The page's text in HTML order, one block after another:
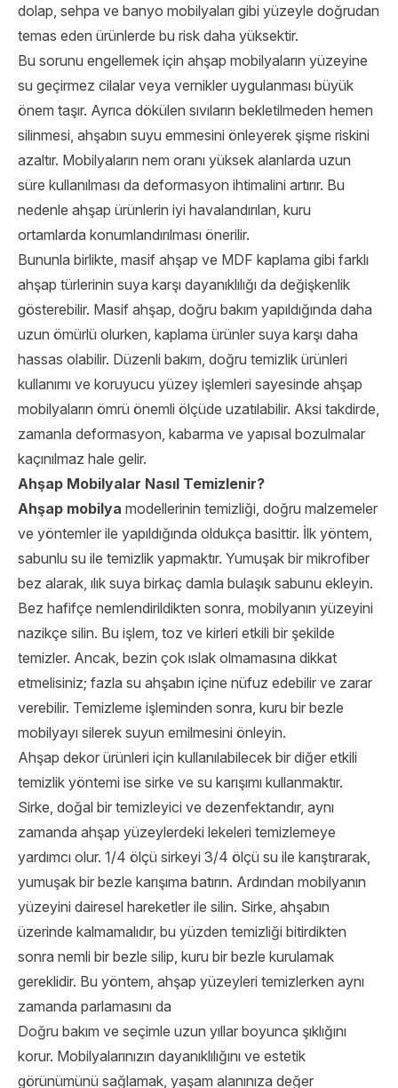
dolap, sehpa ve banyo mobilyaları gibi yüzeyle doğrudan
temas eden ürünlerde bu risk daha yüksektir.
Bu sorunu engellemek için ahşap mobilyaların yüzeyine
su geçirmez cilalar veya vernikler uygulanması büyük
önem taşır. Ayrıca dökülen sıvıların bekletilmeden hemen
silinmesi, ahşabın suyu emmesini önleyerek şişme riskini
azaltır. Mobilyaların nem oranı yüksek alanlarda uzun
süre kullanılması da deformasyon ihtimalini artırır. Bu
nedenle ahşap ürünlerin iyi havalandırılan, kuru
ortamlarda konumlandırılması önerilir.
Bununla birlikte, masif ahşap ve MDF kaplama gibi farklı
ahşap türlerinin suya karşı dayanıklılığı da değişkenlik
gösterebilir. Masif ahşap, doğru bakım yapıldığında daha
uzun ömürlü olurken, kaplama ürünler suya karşı daha
hassas olabilir. Düzenli bakım, doğru temizlik ürünleri
kullanımı ve koruyucu yüzey işlemleri sayesinde ahşap
mobilyaların ömrü önemli ölçüde uzatılabilir. Aksi takdirde,
zamanla deformasyon, kabarma ve yapısal bozulmalar
kaçınılmaz hale gelir.
Ahşap Mobilyalar Nasıl Temizlenir?
Ahşap mobilya modellerinin temizliği, doğru malzemeler
ve yöntemler ile yapıldığında oldukça basittir. İlk yöntem,
sabunlu su ile temizlik yapmaktır. Yumuşak bir mikrofiber
bez alarak, ılık suya birkaç damla bulaşık sabunu ekleyin.
Bez hafifçe nemlendirildikten sonra, mobilyanın yüzeyini
nazikçe silin. Bu işlem, toz ve kirleri etkili bir şekilde
temizler. Ancak, bezin çok ıslak olmamasına dikkat
etmelisiniz; fazla su ahşabın içine nüfuz edebilir ve zarar
verebilir. Temizleme işleminden sonra, kuru bir bezle
mobilyayı silerek suyun emilmesini önleyin.
Ahşap dekor ürünleri için kullanılabilecek bir diğer etkili
temizlik yöntemi ise sirke ve su karışımı kullanmaktır.
Sirke, doğal bir temizleyici ve dezenfektandır, aynı
zamanda ahşap yüzeylerdeki lekeleri temizlemeye
yardımcı olur. 1/4 ölçü sirkeyi 3/4 ölçü su ile karıştırarak,
yumuşak bir bezle karışıma batırın. Ardından mobilyanın
yüzeyini dairesel hareketler ile silin. Sirke, ahşabın
üzerinde kalmamalıdır, bu yüzden temizliği bitirdikten
sonra nemli bir bezle silip, kuru bir bezle kurulamak
gereklidir. Bu yöntem, ahşap yüzeyleri temizlerken aynı
zamanda parlamasını da
Doğru bakım ve seçimle uzun yıllar boyunca şıklığını
korur. Mobilyalarınızın dayanıklılığını ve estetik
görünümünü sağlamak, yaşam alanınıza değer